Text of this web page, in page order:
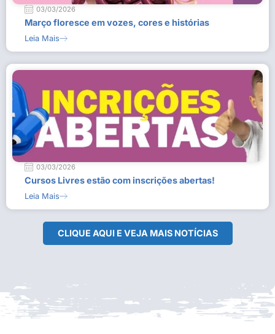
03/03/2026
Março floresce em vozes, cores e histórias
Leia Mais
03/03/2026
Cursos Livres estão com inscrições abertas!
Leia Mais
CLIQUE AQUI E VEJA MAIS NOTÍCIAS